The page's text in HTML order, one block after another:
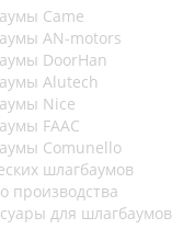
Came
AN-motors
DoorHan
Alutech
Nice
FAAC
Comunello
шлагбаумов
производства
для шлагбаумов